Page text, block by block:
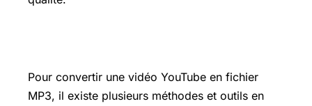
Pour convertir une vidéo YouTube en fichier
MP3, il existe plusieurs méthodes et outils en